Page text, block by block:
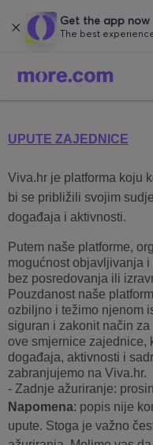
Get the app now
The best
UPUTE ZAJEDNICE
Viva.hr je platforma koju
bi se približili svojim
događaja i aktivnosti.
Putem naše platforme,
mogućnost objavljivanja
bez posredovanja ili
Pouzdanost naše
ozbiljno i težimo njenom
siguran i zakonit način
ove smjernice zajednice,
događaja, aktivnosti i
zabranjujemo na Viva.hr.
- Zadnje ažuriranje:
Napomena: popis nije
upute. Stoga je važno